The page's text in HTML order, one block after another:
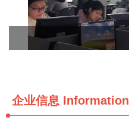
企业信息 Information